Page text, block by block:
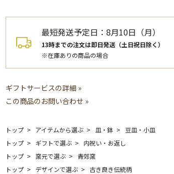
最短発送予定日： 8月10日（月）
13時までの注文は即日発送（土日祝日除く）
※在庫ありの商品の場合
ギフトサービスの詳細 »
この商品のお問い合わせ »
トップ アイテムから選ぶ 皿・鉢
豆皿・小皿
トップ
ギフトで選ぶ
内祝い・お返し
トップ
窯元で選ぶ
青郊窯
トップ
デザインで選ぶ
古き良き伝統柄